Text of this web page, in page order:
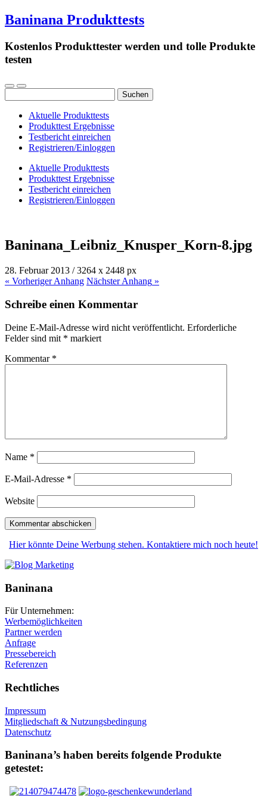
Baninana Produkttests
Kostenlos Produkttester werden und tolle Produkte
testen
nach:
Aktuelle Produkttests
Produkttest Ergebnisse
Testbericht einreichen
Registrieren/Einloggen
Aktuelle Produkttests
Produkttest Ergebnisse
Testbericht einreichen
Registrieren/Einloggen
Baninana_Leibniz_Knusper_Korn-8.jpg
28. Februar 2013 /3264 x 2448 px
« VorherigerAnhang NächsterAnhang »
Schreibe einen Kommentar
Deine E-Mail-Adresse wird nicht veröffentlicht. Erforderliche
Felder sind mit * markiert
Kommentar *
Name *
E-Mail-Adresse *
Website
Hier könnte Deine Werbung stehen. Kontaktiere mich noch heute!
Baninana
Für Unternehmen:
Werbemöglichkeiten
Partner werden
Anfrage
Pressebereich
Referenzen
Rechtliches
Impressum
Mitgliedschaft & Nutzungsbedingung
Datenschutz
Baninana’s haben bereits folgende Produkte
getestet: